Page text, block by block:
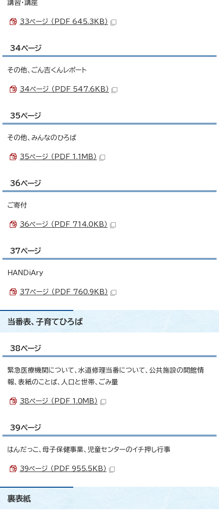
講習・講座
33ページ （PDF 645.3KB）
34ページ
その他、ごん吉くんレポート
34ページ （PDF 547.6KB）
35ページ
その他、みんなのひろば
35ページ （PDF 1.1MB）
36ページ
ご寄付
36ページ （PDF 714.0KB）
37ページ
HANDiAry
37ページ （PDF 760.9KB）
当番表、子育てひろば
38ページ
緊急医療機関について、水道修理当番について、公共施設の開館情
報、表紙のことば、人口と世帯、ごみ量
38ページ （PDF 1.0MB）
39ページ
はんだっこ、母子保健事業、児童センターのイチ押し行事
39ページ （PDF 955.5KB）
裏表紙